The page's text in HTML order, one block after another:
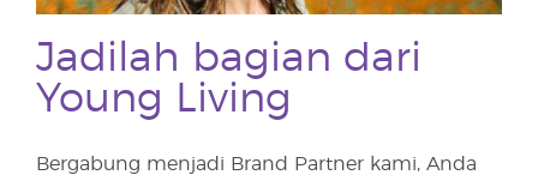
Jadilah bagian dari
Young Living
Bergabung menjadi Brand Partner kami, Anda